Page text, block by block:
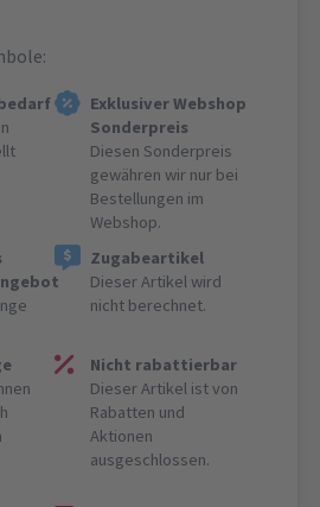
Exklusiver Webshop
Sonderpreis
Diesen Sonderpreis
gewähren wir nur bei
Bestellungen im
Webshop.
Zugabeartikel
Dieser Artikel wird
nicht berechnet.
Nicht rabattierbar
Dieser Artikel ist von
Rabatten und
Aktionen
ausgeschlossen.